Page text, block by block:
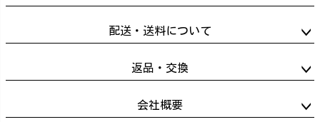
配送・送料について
返品・交換
会社概要